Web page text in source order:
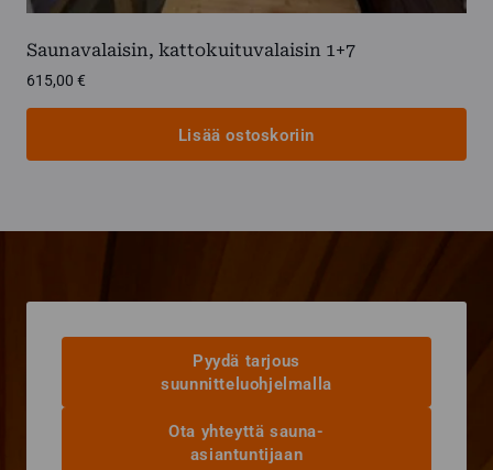
Saunavalaisin, kattokuituvalaisin 1+7
615,00 €
Lisää ostoskoriin
Pyydä tarjous
suunnitteluohjelmalla
Ota yhteyttä sauna-
asiantuntijaan